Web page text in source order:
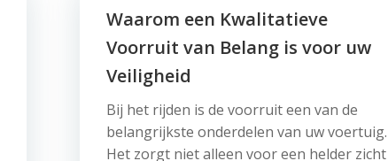
Waarom een Kwalitatieve
Voorruit van Belang is voor uw
Veiligheid
Bij het rijden is de voorruit een van de
belangrijkste onderdelen van uw voertuig.
Het zorgt niet alleen voor een helder zicht